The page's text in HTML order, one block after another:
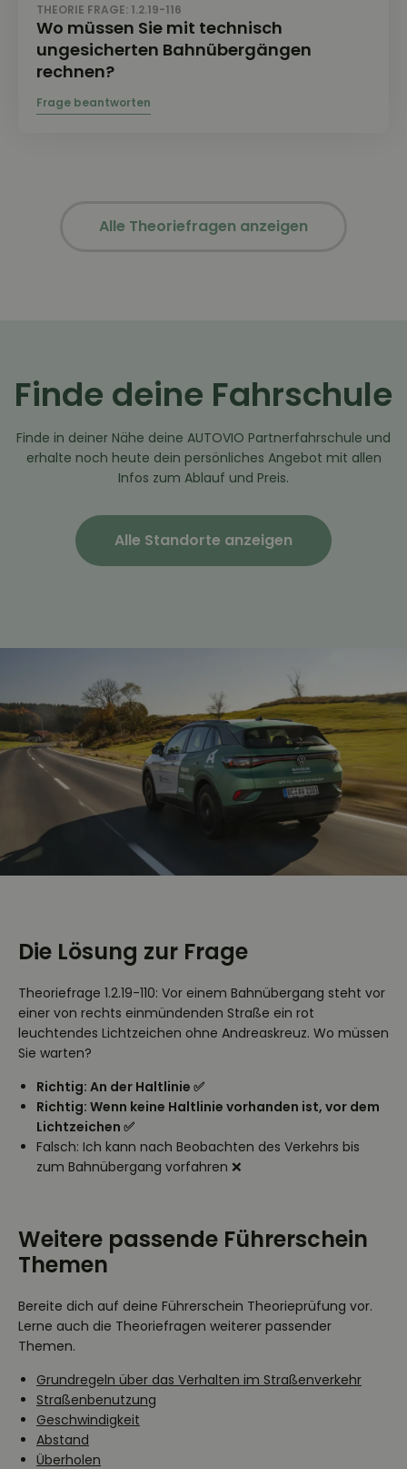
THEORIE FRAGE: 1.2.19-116
Wo müssen Sie mit technisch
ungesicherten Bahnübergängen
rechnen?
Alle Theoriefragen anzeigen
Finde deine Fahrschule
Finde in deiner Nähe deine AUTOVIO Partnerfahrschule und
erhalte noch heute dein persönliches Angebot mit allen
Infos zum Ablauf und Preis.
Alle Standorte anzeigen
Die Lösung zur Frage
Theoriefrage 1.2.19-110: Vor einem Bahnübergang steht vor
einer von rechts einmündenden Straße ein rot
leuchtendes Lichtzeichen ohne Andreaskreuz. Wo müssen
Sie warten?
Richtig: An der Haltlinie ✅
Richtig: Wenn keine Haltlinie vorhanden ist, vor dem
Lichtzeichen ✅
Falsch: Ich kann nach Beobachten des Verkehrs bis
zum Bahnübergang vorfahren ❌
Weitere passende Führerschein
Themen
Bereite dich auf deine Führerschein Theorieprüfung vor.
Lerne auch die Theoriefragen weiterer passender
Themen.
Grundregeln über das Verhalten im Straßenverkehr
Straßenbenutzung
Geschwindigkeit
Abstand
Überholen